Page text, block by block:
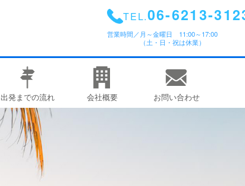
TEL.06-6213-
営業時間／ 月～金曜日 11:00～17:00
（土・日・祝は休業）
出発までの流れ 会社概要 お問い合わせ